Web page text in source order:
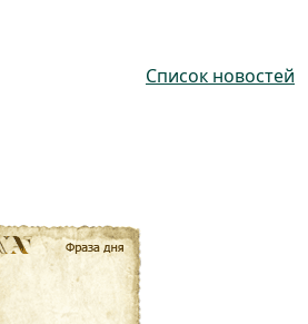
Список новостей